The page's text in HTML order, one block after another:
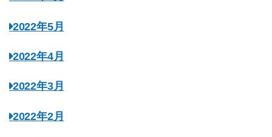
2022年5月
2022年4月
2022年3月
2022年2月